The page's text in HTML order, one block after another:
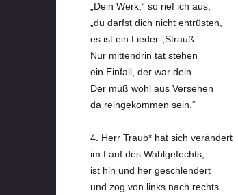
„Dein Werk,“ so rief ich aus,
„du darfst dich nicht entrüsten,
es ist ein Lieder-,Strauß.´
Nur mittendrin tat stehen
ein Einfall, der war dein.
Der muß wohl aus Versehen
da reingekommen sein.“
4. Herr Traub* hat sich verändert
im Lauf des Wahlgefechts,
ist hin und her geschlendert
und zog von links nach rechts.